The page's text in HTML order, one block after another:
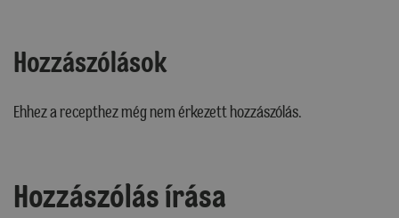
Hozzászólások
Ehhez a recepthez még nem érkezett hozzászólás.
Hozzászólás írása